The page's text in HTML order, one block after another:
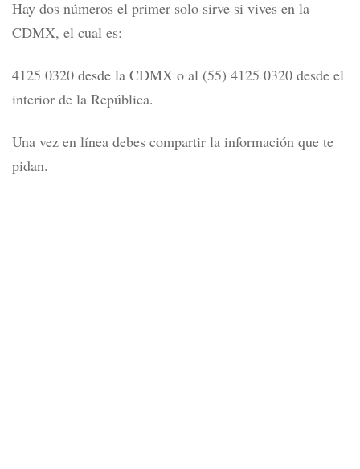
Hay dos números el primer solo sirve si vives en la
CDMX, el cual es:
4125 0320 desde la CDMX o al (55) 4125 0320 desde el
interior de la República.
Una vez en línea debes compartir la información que te
pidan.